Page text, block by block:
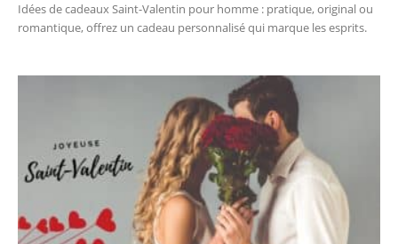
Idées de cadeaux Saint-Valentin pour homme : pratique, original ou
romantique, offrez un cadeau personnalisé qui marque les esprits.